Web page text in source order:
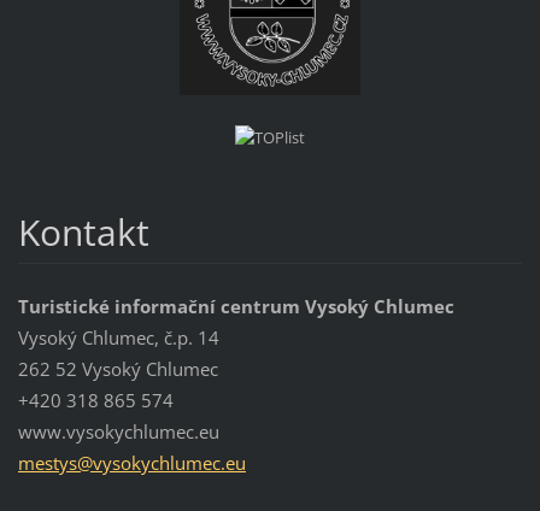
Kontakt
Turistické informační centrum Vysoký Chlumec
Vysoký Chlumec, č.p. 14
262 52 Vysoký Chlumec
+420 318 865 574
www.vysokychlumec.eu
mestys@vysokychlumec.eu